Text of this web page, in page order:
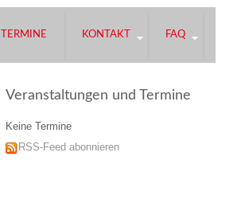
TERMINE KONTAKT FAQ
Veranstaltungen und Termine
Keine Termine
RSS-Feed abonnieren